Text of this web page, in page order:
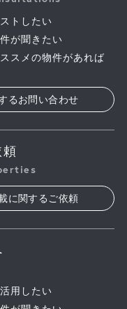
トしたい
が聞きたい
スメの物件があれば
るお問い合わせ
頼
に関するご依頼
用したい